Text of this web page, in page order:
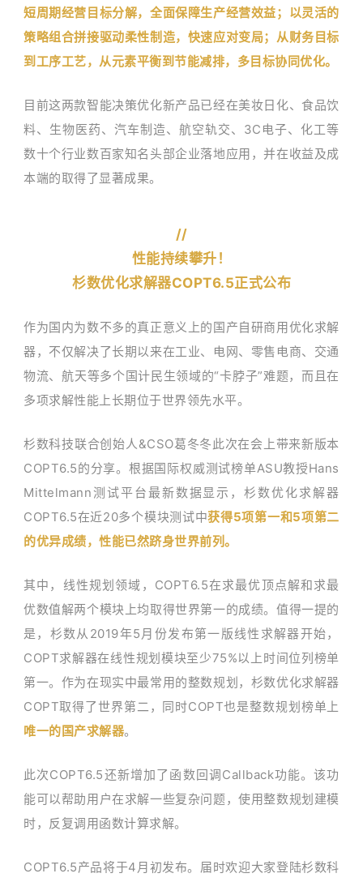
短周期经营目标分解，全面保障生产经营效益；以灵活的
策略组合拼接驱动柔性制造，快速应对变局；从财务目标
到工序工艺，从元素平衡到节能减排，多目标协同优化。
目前这两款智能决策优化新产品已经在美妆日化、食品饮
料、生物医药、汽车制造、航空轨交、3C电子、化工等
数十个行业数百家知名头部企业落地应用，并在收益及成
本端的取得了显著成果。
//
性能持续攀升！
杉数优化求解器COPT6.5正式公布
作为国内为数不多的真正意义上的国产自研商用优化求解
器，不仅解决了长期以来在工业、电网、零售电商、交通
物流、航天等多个国计民生领域的“卡脖子”难题，而且在
多项求解性能上长期位于世界领先水平。
杉数科技联合创始人&CSO葛冬冬此次在会上带来新版本
COPT6.5的分享。根据国际权威测试榜单ASU教授Hans
Mittelmann测试平台最新数据显示，杉数优化求解器
COPT6.5在近20多个模块测试中获得5项第一和5项第二
的优异成绩，性能已然跻身世界前列。
其中，线性规划领域，COPT6.5在求最优顶点解和求最
优数值解两个模块上均取得世界第一的成绩。值得一提的
是，杉数从2019年5月份发布第一版线性求解器开始，
COPT求解器在线性规划模块至少75%以上时间位列榜单
第一。作为在现实中最常用的整数规划，杉数优化求解器
COPT取得了世界第二，同时COPT也是整数规划榜单上
唯一的国产求解器。
此次COPT6.5还新增加了函数回调Callback功能。该功
能可以帮助用户在求解一些复杂问题，使用整数规划建模
时，反复调用函数计算求解。
COPT6.5产品将于4月初发布。届时欢迎大家登陆杉数科